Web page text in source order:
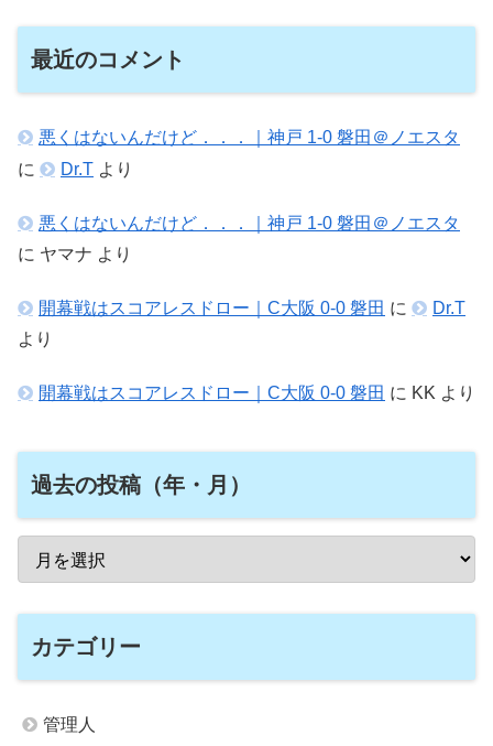
最近のコメント
悪くはないんだけど．．．｜神戸 1-0 磐田＠ノエスタ
に
Dr.T より
悪くはないんだけど．．．｜神戸 1-0 磐田＠ノエスタ
に ヤマナ より
開幕戦はスコアレスドロー｜C大阪 0-0 磐田 に
Dr.T
より
開幕戦はスコアレスドロー｜C大阪 0-0 磐田 に KK より
過去の投稿（年・月）
カテゴリー
管理人